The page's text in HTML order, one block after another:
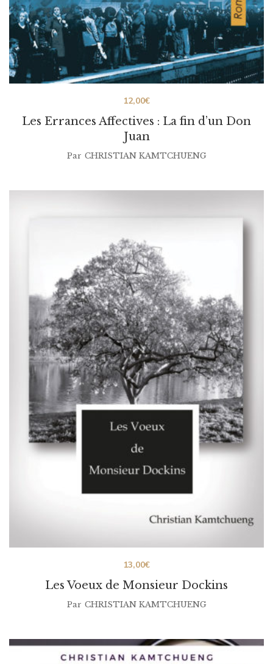
Les Errances Affectives : La fin d’un Don
Juan
12,00€
Par CHRISTIAN KAMTCHUENG
Les Voeux de Monsieur Dockins
13,00€
Par CHRISTIAN KAMTCHUENG